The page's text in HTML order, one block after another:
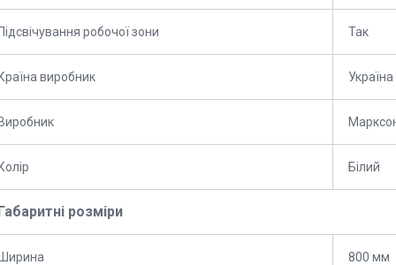
робочої зони Так
виробник Україна
Білий
розміри
800 мм